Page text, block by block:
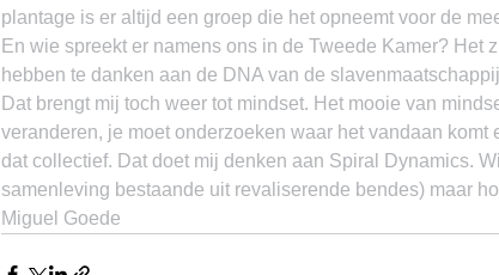
plantage is er altijd een groep die het opneemt voor de
En wie spreekt er namens ons in de Tweede Kamer?
hebben te danken aan de DNA van de
Dat brengt mij toch weer tot mindset. Het mooie van
veranderen, je moet onderzoeken waar het vandaan
dat collectief. Dat doet mij denken aan Spiral Dynamics.
samenleving bestaande uit revaliserende bendes) maar
Miguel Goede